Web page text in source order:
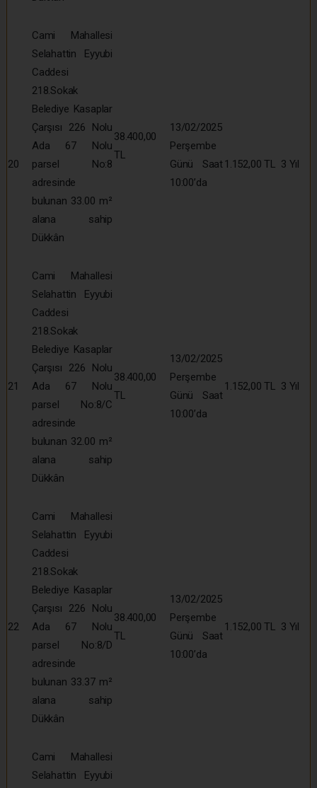
20
Cami Mahallesi
Selahattin Eyyubi
Caddesi
218.Sokak
Belediye Kasaplar
Çarşısı 226 Nolu
Ada 67 Nolu
parsel No:8
adresinde
bulunan 33.00 m²
alana sahip
Dükkân
38.400,00
TL
13/02/2025
Perşembe
Günü Saat
10:00’da
1.152,00 TL 3 Yıl
21
Cami Mahallesi
Selahattin Eyyubi
Caddesi
218.Sokak
Belediye Kasaplar
Çarşısı 226 Nolu
Ada 67 Nolu
parsel No:8/C
adresinde
bulunan 32.00 m²
alana sahip
Dükkân
38.400,00
TL
13/02/2025
Perşembe
Günü Saat
10:00’da
1.152,00 TL 3 Yıl
22
Cami Mahallesi
Selahattin Eyyubi
Caddesi
218.Sokak
Belediye Kasaplar
Çarşısı 226 Nolu
Ada 67 Nolu
parsel No:8/D
adresinde
bulunan 33.37 m²
alana sahip
Dükkân
38.400,00
TL
13/02/2025
Perşembe
Günü Saat
10:00’da
1.152,00 TL 3 Yıl
Cami Mahallesi
Selahattin Eyyubi